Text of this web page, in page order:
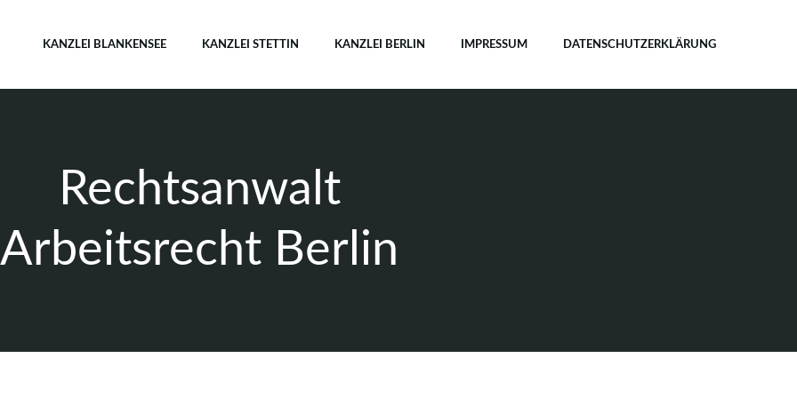
KANZLEI BLANKENSEE KANZLEI STETTIN KANZLEI BERLIN IMPRESSUM DATENSCHUTZERKLÄRUNG
Rechtsanwalt
Arbeitsrecht Berlin